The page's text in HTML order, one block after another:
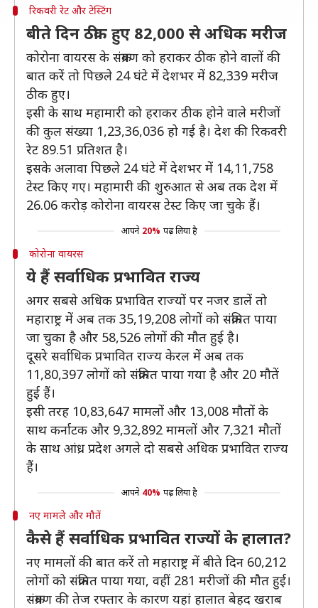
रिकवरी रेट और टेस्टिंग
बीते दिन ठीक हुए 82,000 से अधिक मरीज
कोरोना वायरस के संक्रमण को हराकर ठीक होने वालों की
बात करें तो पिछले 24 घंटे में देशभर में 82,339 मरीज
ठीक हुए।
इसी के साथ महामारी को हराकर ठीक होने वाले मरीजों
की कुल संख्या 1,23,36,036 हो गई है। देश की रिकवरी
रेट 89.51 प्रतिशत है।
इसके अलावा पिछले 24 घंटे में देशभर में 14,11,758
टेस्ट किए गए। महामारी की शुरुआत से अब तक देश में
26.06 करोड़ कोरोना वायरस टेस्ट किए जा चुके हैं।
आपने 20% पढ़ लिया है
कोरोना वायरस
ये हैं सर्वाधिक प्रभावित राज्य
अगर सबसे अधिक प्रभावित राज्यों पर नजर डालें तो
महाराष्ट्र में अब तक 35,19,208 लोगों को संक्रमित पाया
जा चुका है और 58,526 लोगों की मौत हुई है।
दूसरे सर्वाधिक प्रभावित राज्य केरल में अब तक
11,80,397 लोगों को संक्रमित पाया गया है और 20 मौतें
हुई हैं।
इसी तरह 10,83,647 मामलों और 13,008 मौतों के
साथ कर्नाटक और 9,32,892 मामलों और 7,321 मौतों
के साथ आंध्र प्रदेश अगले दो सबसे अधिक प्रभावित राज्य
हैं।
आपने 40% पढ़ लिया है
नए मामले और मौतें
कैसे हैं सर्वाधिक प्रभावित राज्यों के हालात?
नए मामलों की बात करें तो महाराष्ट्र में बीते दिन 60,212
लोगों को संक्रमित पाया गया, वहीं 281 मरीजों की मौत हुई।
संक्रमण की तेज रफ्तार के कारण यहां हालात बेहद खराब